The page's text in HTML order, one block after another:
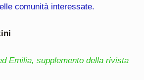
comunità interessate.
Emilia, supplemento della rivista